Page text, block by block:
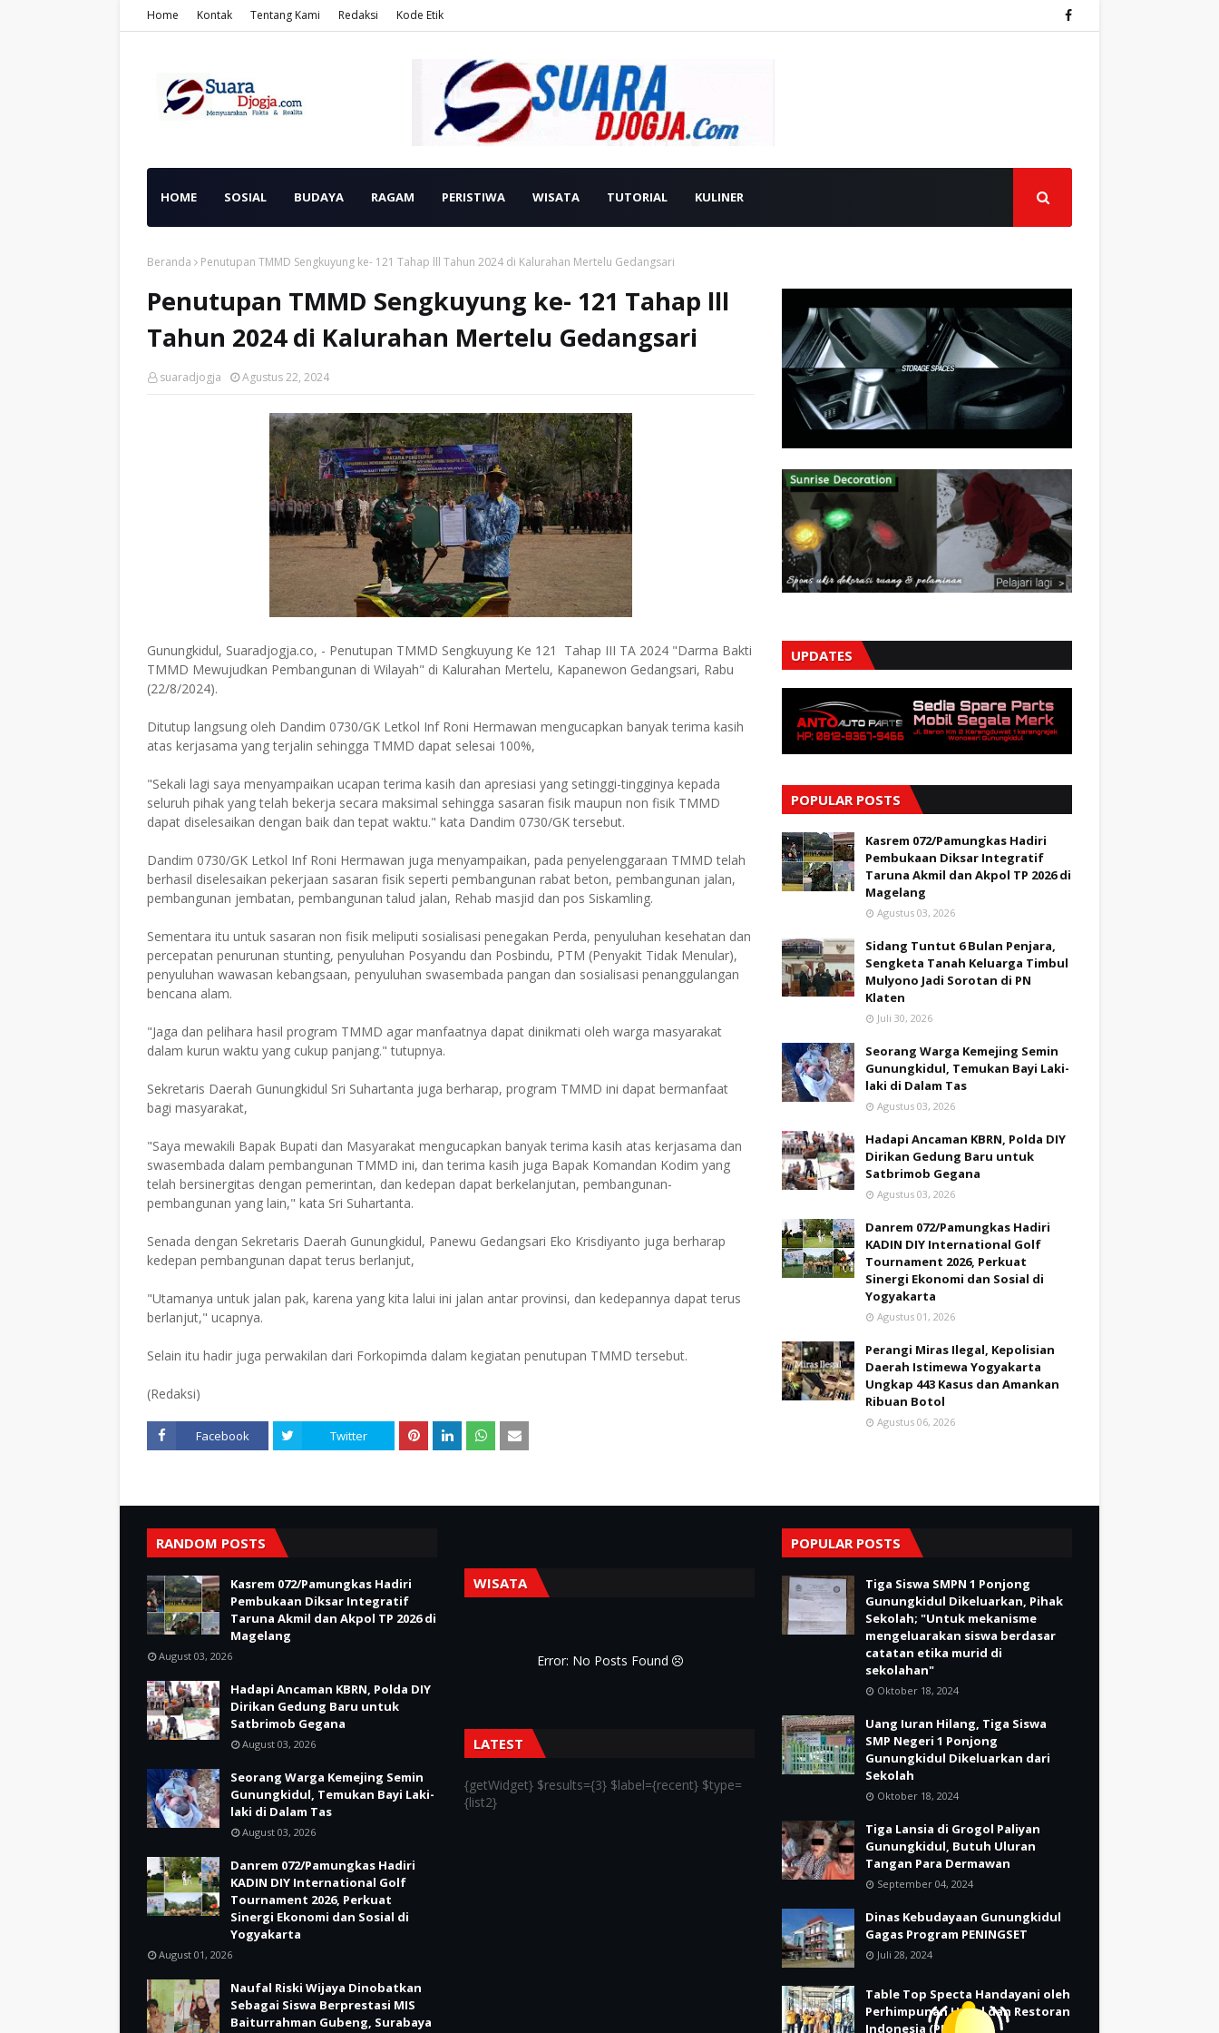
Home Kontak Tentang Kami Redaksi Kode Etik
HOME SOSIAL BUDAYA RAGAM PERISTIWA WISATA TUTORIAL KULINER
Beranda Penutupan TMMD Sengkuyung ke- 121 Tahap lll Tahun 2024 di Kalurahan Mertelu Gedangsari
Penutupan TMMD Sengkuyung ke- 121 Tahap lll
Tahun 2024 di Kalurahan Mertelu Gedangsari
suaradjogja Agustus 22, 2024
Gunungkidul, Suaradjogja.co, - Penutupan TMMD Sengkuyung Ke 121 Tahap III TA 2024 "Darma Bakti
TMMD Mewujudkan Pembangunan di Wilayah" di Kalurahan Mertelu, Kapanewon Gedangsari, Rabu
(22/8/2024).
Ditutup langsung oleh Dandim 0730/GK Letkol Inf Roni Hermawan mengucapkan banyak terima kasih
atas kerjasama yang terjalin sehingga TMMD dapat selesai 100%,
"Sekali lagi saya menyampaikan ucapan terima kasih dan apresiasi yang setinggi-tingginya kepada
seluruh pihak yang telah bekerja secara maksimal sehingga sasaran fisik maupun non fisik TMMD
dapat diselesaikan dengan baik dan tepat waktu." kata Dandim 0730/GK tersebut.
Dandim 0730/GK Letkol Inf Roni Hermawan juga menyampaikan, pada penyelenggaraan TMMD telah
berhasil diselesaikan pekerjaan sasaran fisik seperti pembangunan rabat beton, pembangunan jalan,
pembangunan jembatan, pembangunan talud jalan, Rehab masjid dan pos Siskamling.
Sementara itu untuk sasaran non fisik meliputi sosialisasi penegakan Perda, penyuluhan kesehatan dan
percepatan penurunan stunting, penyuluhan Posyandu dan Posbindu, PTM (Penyakit Tidak Menular),
penyuluhan wawasan kebangsaan, penyuluhan swasembada pangan dan sosialisasi penanggulangan
bencana alam.
"Jaga dan pelihara hasil program TMMD agar manfaatnya dapat dinikmati oleh warga masyarakat
dalam kurun waktu yang cukup panjang." tutupnya.
Sekretaris Daerah Gunungkidul Sri Suhartanta juga berharap, program TMMD ini dapat bermanfaat
bagi masyarakat,
"Saya mewakili Bapak Bupati dan Masyarakat mengucapkan banyak terima kasih atas kerjasama dan
swasembada dalam pembangunan TMMD ini, dan terima kasih juga Bapak Komandan Kodim yang
telah bersinergitas dengan pemerintan, dan kedepan dapat berkelanjutan, pembangunan-
pembangunan yang lain," kata Sri Suhartanta.
Senada dengan Sekretaris Daerah Gunungkidul, Panewu Gedangsari Eko Krisdiyanto juga berharap
kedepan pembangunan dapat terus berlanjut,
"Utamanya untuk jalan pak, karena yang kita lalui ini jalan antar provinsi, dan kedepannya dapat terus
berlanjut," ucapnya.
Selain itu hadir juga perwakilan dari Forkopimda dalam kegiatan penutupan TMMD tersebut.
(Redaksi)
Facebook Twitter
UPDATES
POPULAR POSTS
Kasrem 072/Pamungkas Hadiri
Pembukaan Diksar Integratif
Taruna Akmil dan Akpol TP 2026 di
Magelang
Agustus 03, 2026
Sidang Tuntut 6 Bulan Penjara,
Sengketa Tanah Keluarga Timbul
Mulyono Jadi Sorotan di PN
Klaten
Juli 30, 2026
Seorang Warga Kemejing Semin
Gunungkidul, Temukan Bayi Laki-
laki di Dalam Tas
Agustus 03, 2026
Hadapi Ancaman KBRN, Polda DIY
Dirikan Gedung Baru untuk
Satbrimob Gegana
Agustus 03, 2026
Danrem 072/Pamungkas Hadiri
KADIN DIY International Golf
Tournament 2026, Perkuat
Sinergi Ekonomi dan Sosial di
Yogyakarta
Agustus 01, 2026
Perangi Miras Ilegal, Kepolisian
Daerah Istimewa Yogyakarta
Ungkap 443 Kasus dan Amankan
Ribuan Botol
Agustus 06, 2026
RANDOM POSTS
Kasrem 072/Pamungkas Hadiri
Pembukaan Diksar Integratif
Taruna Akmil dan Akpol TP 2026 di
Magelang
August 03, 2026
Hadapi Ancaman KBRN, Polda DIY
Dirikan Gedung Baru untuk
Satbrimob Gegana
August 03, 2026
Seorang Warga Kemejing Semin
Gunungkidul, Temukan Bayi Laki-
laki di Dalam Tas
August 03, 2026
Danrem 072/Pamungkas Hadiri
KADIN DIY International Golf
Tournament 2026, Perkuat
Sinergi Ekonomi dan Sosial di
Yogyakarta
August 01, 2026
Naufal Riski Wijaya Dinobatkan
Sebagai Siswa Berprestasi MIS
Baiturrahman Gubeng, Surabaya
WISATA
Error: No Posts Found
LATEST
{getWidget} $results={3} $label={recent} $type=
{list2}
POPULAR POSTS
Tiga Siswa SMPN 1 Ponjong
Gunungkidul Dikeluarkan, Pihak
Sekolah; "Untuk mekanisme
mengeluarakan siswa berdasar
catatan etika murid di
sekolahan"
Oktober 18, 2024
Uang Iuran Hilang, Tiga Siswa
SMP Negeri 1 Ponjong
Gunungkidul Dikeluarkan dari
Sekolah
Oktober 18, 2024
Tiga Lansia di Grogol Paliyan
Gunungkidul, Butuh Uluran
Tangan Para Dermawan
September 04, 2024
Dinas Kebudayaan Gunungkidul
Gagas Program PENINGSET
Juli 28, 2024
Table Top Specta Handayani oleh
Perhimpunan Hotel dan Restoran
Indonesia (PHRI)